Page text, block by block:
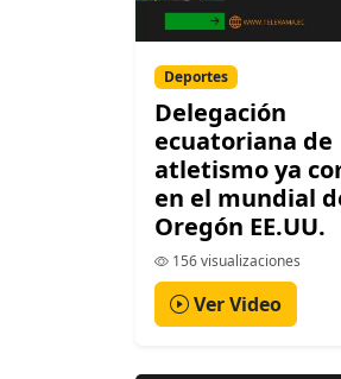
Deportes
Delegación
ecuatoriana de
atletismo ya
en el mundial
Oregón EE.UU.
156 visualizaciones
Ver Video